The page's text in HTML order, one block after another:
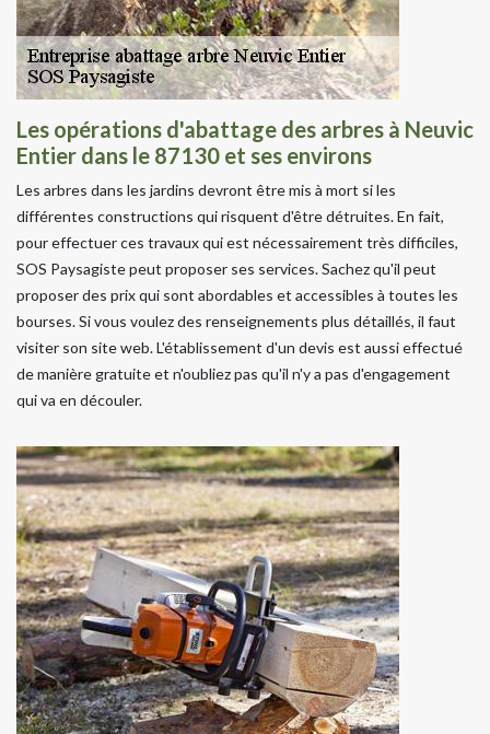
Les opérations d'abattage des arbres à Neuvic
Entier dans le 87130 et ses environs
Les arbres dans les jardins devront être mis à mort si les
différentes constructions qui risquent d'être détruites. En fait,
pour effectuer ces travaux qui est nécessairement très difficiles,
SOS Paysagiste peut proposer ses services. Sachez qu'il peut
proposer des prix qui sont abordables et accessibles à toutes les
bourses. Si vous voulez des renseignements plus détaillés, il faut
visiter son site web. L'établissement d'un devis est aussi effectué
de manière gratuite et n'oubliez pas qu'il n'y a pas d'engagement
qui va en découler.